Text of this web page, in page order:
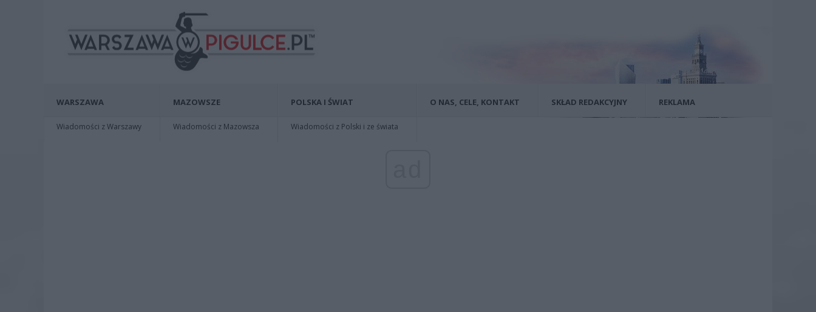
WARSZAWA
Wiadomości z Warszawy
MAZOWSZE
Wiadomości z Mazowsza
POLSKA I ŚWIAT
Wiadomości z Polski i ze świata
O NAS, CELE, KONTAKT SKŁAD REDAKCYJNY REKLAMA